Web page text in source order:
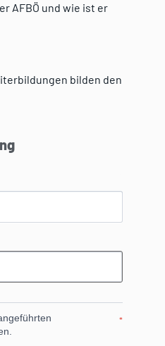
AFBÖ und wie ist er
bilden den
*